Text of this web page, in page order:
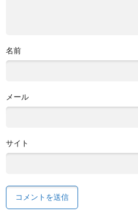
名前
メール
サイト